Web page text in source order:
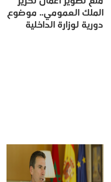
الملك العمومي.. موضوع
دورية لوزارة الداخلية